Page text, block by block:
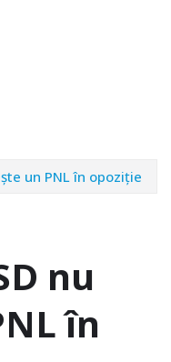
un PNL în opoziție
nu
în